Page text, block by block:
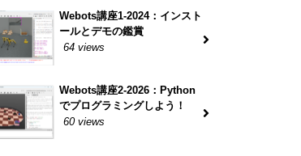
Webots講座1-2024：インスト
ールとデモの鑑賞
64 views
Webots講座2-2026：Python
でプログラミングしよう！
60 views